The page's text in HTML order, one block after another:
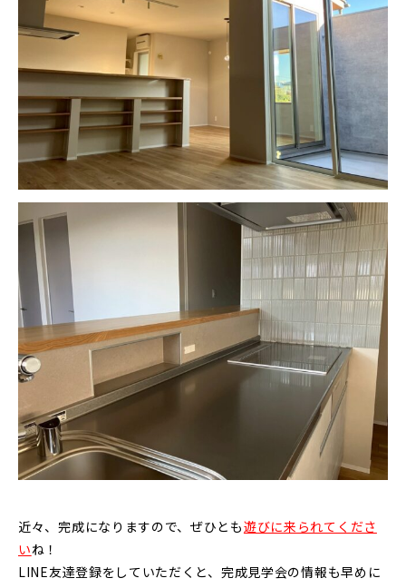
近々、完成になりますので、ぜひとも遊びに来られてくださ
いね！
LINE友達登録をしていただくと、完成見学会の情報も早めに